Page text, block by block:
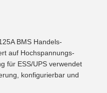
BMS Handels-
auf Hochspannungs-
für ESS/UPS verwendet
konfigurierbar und